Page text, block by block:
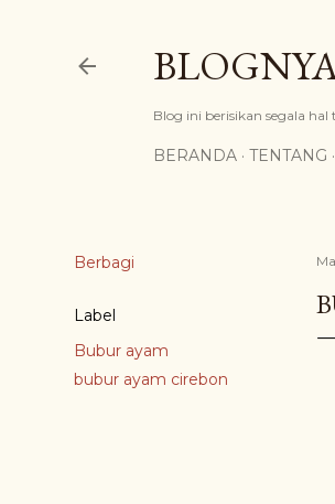
Blog ini berisikan segala
BERANDA TENTANG
Berbagi
Label
Bubur ayam
bubur ayam cirebon